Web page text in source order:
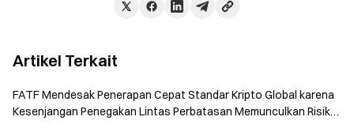
Artikel Terkait
FATF Mendesak Penerapan Cepat Standar Kripto Global karena
Kesenjangan Penegakan Lintas Perbatasan Memunculkan Risiko